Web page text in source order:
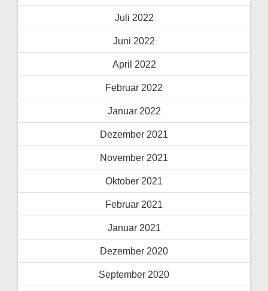
Juli 2022
Juni 2022
April 2022
Februar 2022
Januar 2022
Dezember 2021
November 2021
Oktober 2021
Februar 2021
Januar 2021
Dezember 2020
September 2020